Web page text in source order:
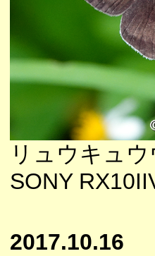
リュウキュ
SONY
2017.10.16